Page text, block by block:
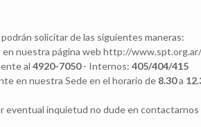
solicitar de las siguientes maneras:
en nuestra página web http://
al4920-7050- Internos:405/404/415
en nuestra Sede en el horario de 8.30a
eventual inquietud no dude en